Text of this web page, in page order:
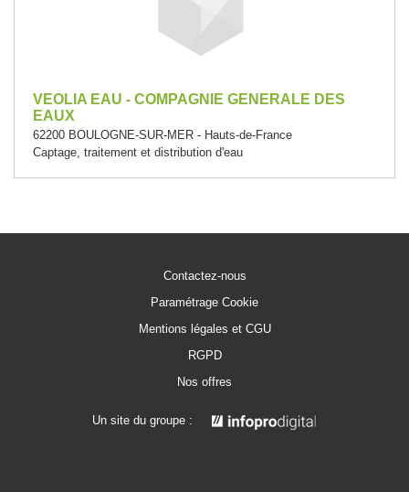
VEOLIA EAU - COMPAGNIE GENERALE DES
EAUX
62200 BOULOGNE-SUR-MER - Hauts-de-France
Captage, traitement et distribution d'eau
Contactez-nous
Paramétrage Cookie
Mentions légales et CGU
RGPD
Nos offres
Un site du groupe :